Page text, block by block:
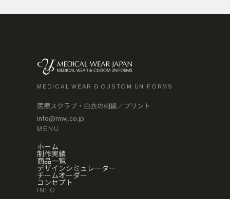
MEDICAL WEAR & CUSTOM UNIFORMS
医療スクラブ・白衣の刺繍／プリント
info@mwj.co.jp
MENU
ホーム
制作実績
商品一覧
デザインシミュレーター
チームオーダー
コンセプト
INFO